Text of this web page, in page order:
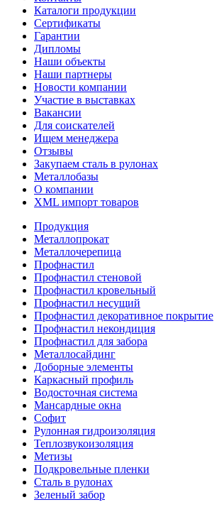
Каталоги продукции
Сертификаты
Гарантии
Дипломы
Наши объекты
Наши партнеры
Новости компании
Участие в выставках
Вакансии
Для соискателей
Ищем менеджера
Отзывы
Закупаем сталь в рулонах
Металлобазы
О компании
XML импорт товаров
Продукция
Металлопрокат
Металлочерепица
Профнастил
Профнастил стеновой
Профнастил кровельный
Профнастил несущий
Профнастил декоративное покрытие
Профнастил некондиция
Профнастил для забора
Металлосайдинг
Доборные элементы
Каркасный профиль
Водосточная система
Мансардные окна
Софит
Рулонная гидроизоляция
Теплозвукоизоляция
Метизы
Подкровельные пленки
Сталь в рулонах
Зеленый забор